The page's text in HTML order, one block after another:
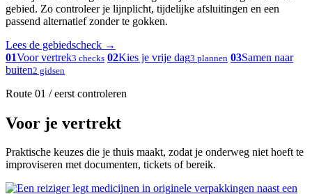
gebied. Zo controleer je lijnplicht, tijdelijke afsluitingen en een
passend alternatief zonder te gokken.
Lees de gebiedscheck →
01Voor vertrek3 checks 02Kies je vrije dag3 plannen 03Samen naar
buiten2 gidsen
Route 01 / eerst controleren
Voor je vertrekt
Praktische keuzes die je thuis maakt, zodat je onderweg niet hoeft te
improviseren met documenten, tickets of bereik.